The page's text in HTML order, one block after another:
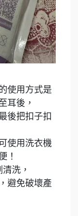
使用方式是
耳後，
後把扣子扣
使用洗衣機
！
洗，
避免破壞產